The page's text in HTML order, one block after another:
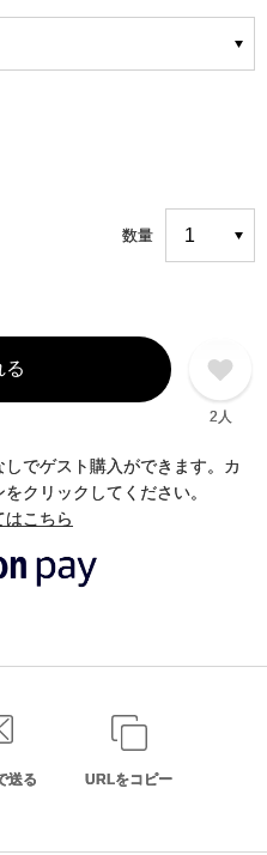
数量
る
2人
でゲスト購入ができます。カ
クリックしてください。
こちら
送る URLをコピー